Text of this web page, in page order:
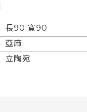
長90 寬90
亞麻
立陶宛